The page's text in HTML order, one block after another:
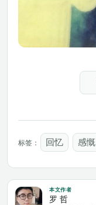
标签： 回忆 感慨
本文作者
罗 哲